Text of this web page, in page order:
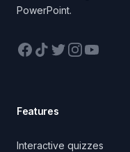
PowerPoint.
Facebook
TikTokTwitterInstagram
YouTube
Features
Interactive quizzes